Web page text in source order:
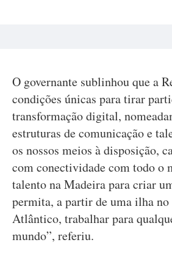
O governante sublinhou que a
condições únicas para tirar
transformação digital,
estruturas de comunicação e
os nossos meios à disposição,
com conectividade com todo o
talento na Madeira para criar
permita, a partir de uma ilha
Atlântico, trabalhar para
mundo”, referiu.